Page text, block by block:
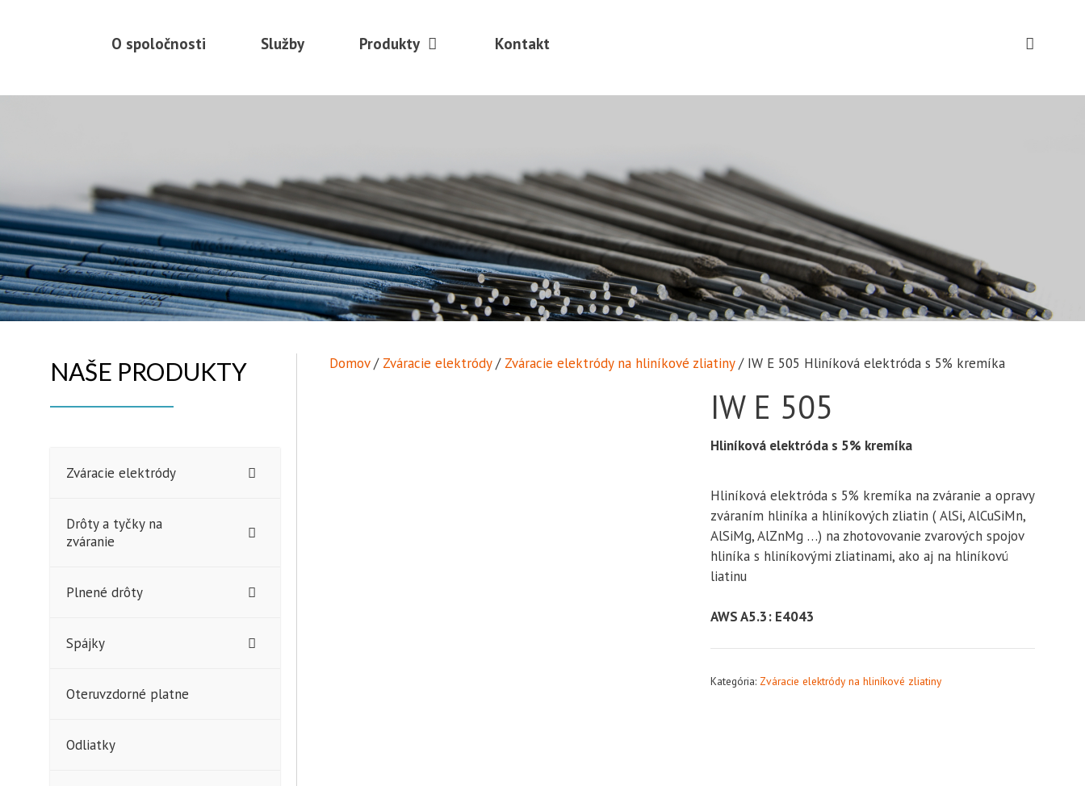
O spoločnosti Služby Produkty Kontakt
Domov/ Zváracie elektródy/ Zváracie elektródy na hliníkové zliatiny/ IW E 505 Hliníková elektróda s 5% kremíka
IW E 505
Hliníková elektróda s 5% kremíka
Hliníková elektróda s 5% kremíka na zváranie a opravy
zváraním hliníka a hliníkových zliatin ( AlSi, AlCuSiMn,
AlSiMg, AlZnMg …) na zhotovovanie zvarových spojov
hliníka s hliníkovými zliatinami, ako aj na hliníkovú
liatinu
AWS A5.3: E4043
Kategória: Zváracie elektródy na hliníkové zliatiny
NAŠE PRODUKTY
Zváracie elektródy
Drôty a tyčky na
zváranie
Plnené drôty
Spájky
Oteruvzdorné platne
Odliatky